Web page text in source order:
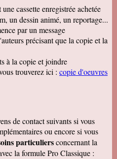
une cassette enregistrée achetée
un dessin animé, un reportage...
par un message
précisant que la copie et la
à la copie et joindre
trouverez ici : copie d'oeuvres
de contact suivants si vous
ou encore si vous
particuliersconcernant la
la formule Pro Classique :